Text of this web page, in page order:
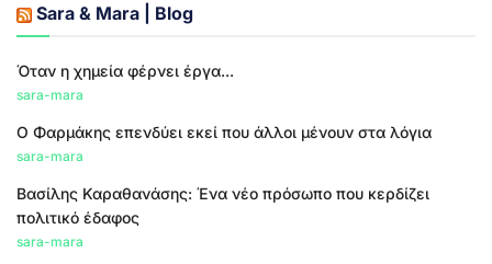
Sara & Mara | Blog
Όταν η χημεία φέρνει έργα...
sara-mara
Ο Φαρμάκης επενδύει εκεί που άλλοι μένουν στα λόγια
sara-mara
Βασίλης Καραθανάσης: Ένα νέο πρόσωπο που κερδίζει
πολιτικό έδαφος
sara-mara